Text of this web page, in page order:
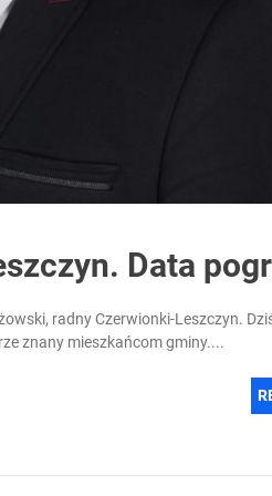
Data
radny Czerwionki-Leszczyn.
znany mieszkańcom gminy....